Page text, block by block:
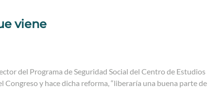
viene
del Programa de Seguridad Social del Centro de Estudios
Congreso y hace dicha reforma, “liberaría una buena parte de